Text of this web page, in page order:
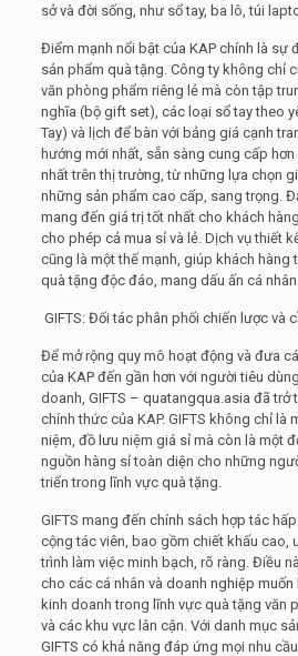
sở và đời sống, như sổ tay, ba lô, túi
Điểm mạnh nổi bật của KAP chính là sự
sản phẩm quà tặng. Công ty không chỉ
văn phòng phẩm riêng lẻ mà còn tập
nghĩa (bộ gift set), các loại sổ tay theo
Tay) và lịch để bàn với bảng giá cạnh
hướng mới nhất, sẵn sàng cung cấp
nhất trên thị trường, từ những lựa chọn
những sản phẩm cao cấp, sang trọng.
mang đến giá trị tốt nhất cho khách
cho phép cả mua sỉ và lẻ. Dịch vụ thiết
cũng là một thế mạnh, giúp khách hàng
quà tặng độc đáo, mang dấu ấn cá
GIFTS: Đối tác phân phối chiến lược và
Để mở rộng quy mô hoạt động và đưa
của KAP đến gần hơn với người tiêu
doanh, GIFTS – quatangqua.asia đã trở
chính thức của KAP. GIFTS không chỉ là
niệm, đồ lưu niệm giá sỉ mà còn là một
nguồn hàng sỉ toàn diện cho những
triển trong lĩnh vực quà tặng.
GIFTS mang đến chính sách hợp tác
cộng tác viên, bao gồm chiết khấu cao,
trình làm việc minh bạch, rõ ràng. Điều
cho các cá nhân và doanh nghiệp
kinh doanh trong lĩnh vực quà tặng văn
và các khu vực lân cận. Với danh mục
GIFTS có khả năng đáp ứng mọi nhu